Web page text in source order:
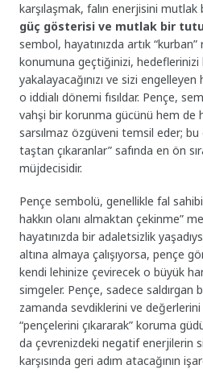
karşılaşmak, falın enerjisini mutlak
güç gösterisi ve mutlak bir
sembol, hayatınızda artık “kurban”
konumuna geçtiğinizi, hedeflerinizi
yakalayacağınızı ve sizi
o iddialı dönemi fısıldar. Pençe,
vahşi bir korunma gücünü hem de
sarsılmaz özgüveni temsil eder; bu
taştan çıkaranlar” safında en ön
müjdecisidir.
Pençe sembolü, genellikle fal
hakkın olanı almaktan çekinme”
hayatınızda bir adaletsizlik
altına almaya çalışıyorsa, pençe
kendi lehinize çevirecek o büyük
simgeler. Pençe, sadece saldırgan
zamanda sevdiklerini ve değerlerini
“pençelerini çıkararak” koruma
da çevrenizdeki negatif enerjilerin
karşısında geri adım atacağının